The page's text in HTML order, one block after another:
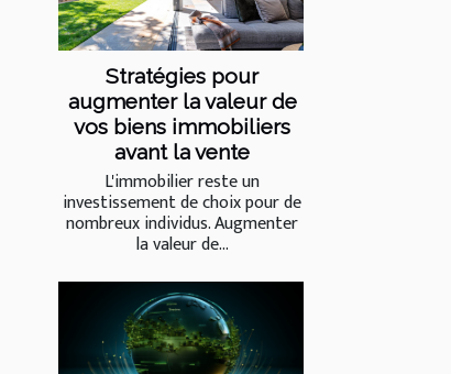
Stratégies pour
augmenter la valeur de
vos biens immobiliers
avant la vente
L'immobilier reste un
investissement de choix pour de
nombreux individus. Augmenter
la valeur de...